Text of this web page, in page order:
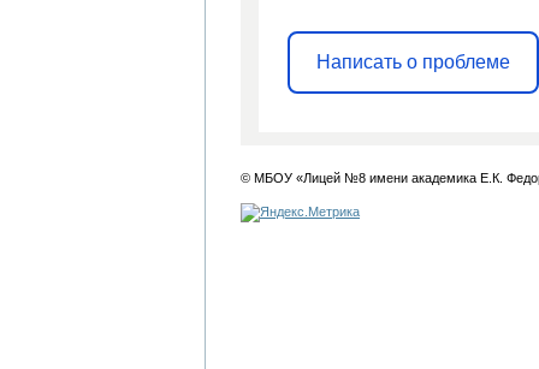
Написать о проблеме
© МБОУ «Лицей №8 имени академика Е.К.